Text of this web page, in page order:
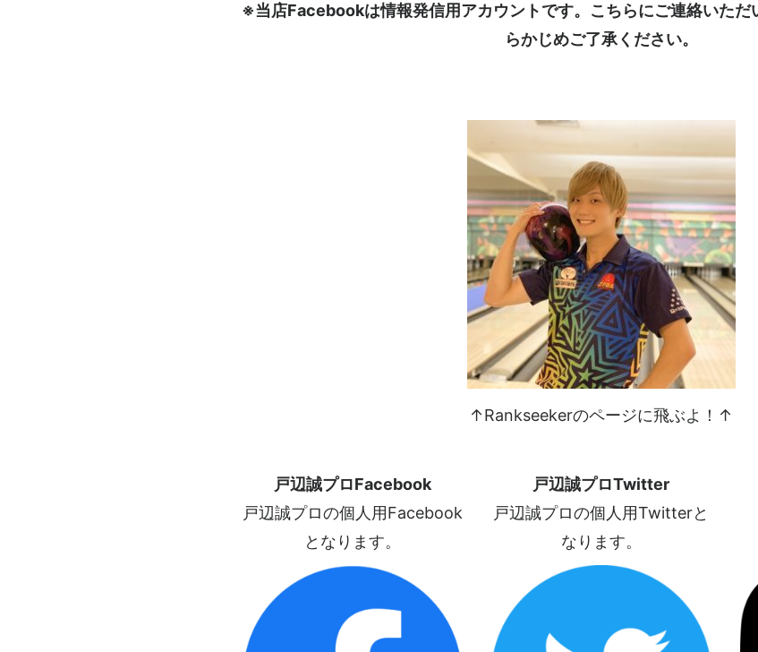
※当店Facebookは情報発信用アカウントです。こちらにご連絡いただ
らかじめご了承ください。
↑Rankseekerのページに飛ぶよ！↑
戸辺誠プロFacebook
戸辺誠プロの個人用Facebook
となります。
戸辺誠プロTwitter
戸辺誠プロの個人用Twitterと
なります。